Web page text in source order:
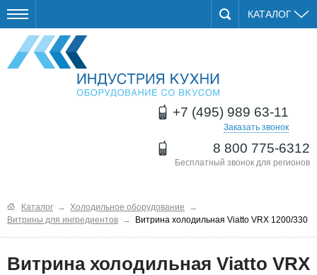
КАТАЛОГ
+7 (495) 989 63-11
Заказать звонок
8 800 775-6312
Бесплатный звонок для регионов
Каталог → Холодильное оборудование
→
Витрины для ингредиентов → Витрина холодильная Viatto VRX 1200/330
Витрина холодильная Viatto VRX